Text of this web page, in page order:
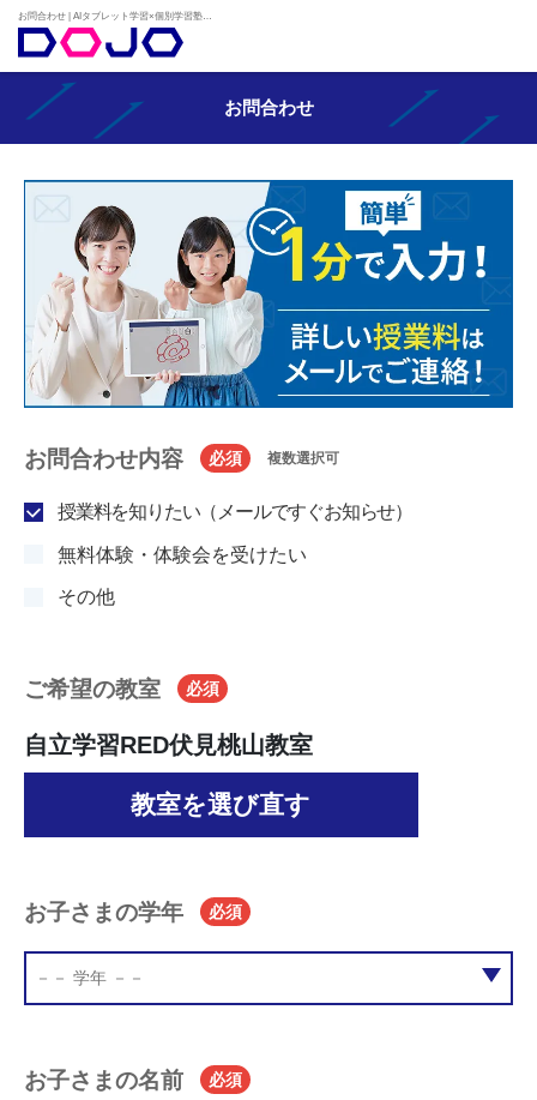
お問合わせ
お問合わせ内容 必須 複数選択可
授業料を知りたい（メールですぐお知らせ）
無料体験・体験会を受けたい
その他
ご希望の教室 必須
自立学習RED伏見桃山教室
教室を選び直す
お子さまの学年 必須
お子さまの名前 必須